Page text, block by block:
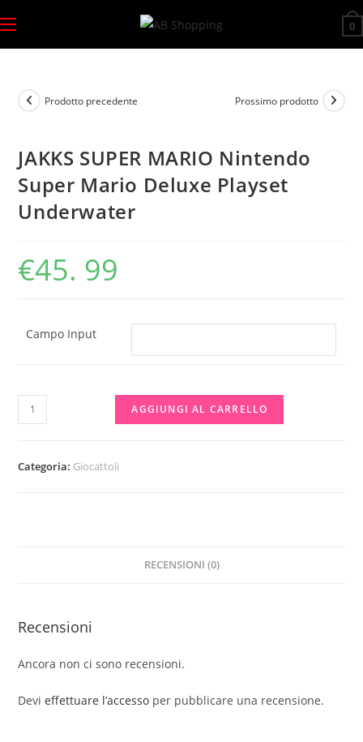
al
contenuto
0
Prodotto precedente Prossimo prodotto
JAKKS SUPER MARIO Nintendo
Super Mario Deluxe Playset
Underwater
€45. 99
Campo Input
JAKKS
SUPER
Nintendo
AGGIUNGI AL CARRELLO
Categoria: Giocattoli
RECENSIONI (0)
Recensioni
Ancora non ci sono recensioni.
Devieffettuare l’accesso per pubblicare una recensione.